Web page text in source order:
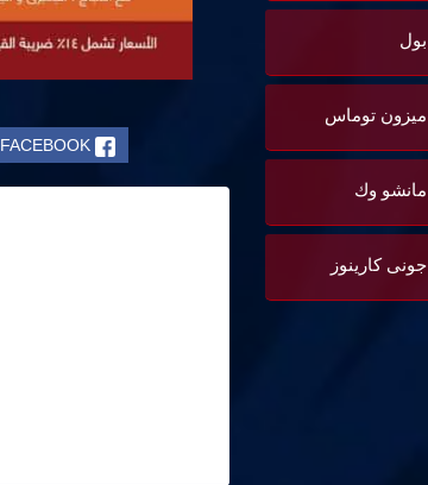
بول
ميزون توماس
مانشو وك
جونى كارينوز
FACEBOOK